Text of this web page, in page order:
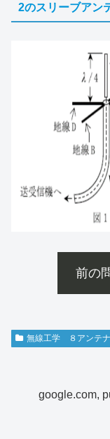
2のスリーブアン
前の
無線工学 ８アンテナ
google.com,